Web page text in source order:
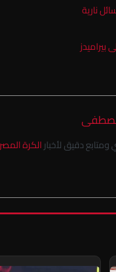
نارية
بيراميدز
ومتابع دقيق لأخبارالكرة